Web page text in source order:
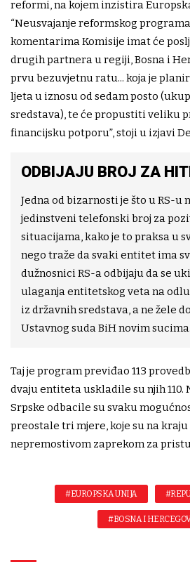
reformi, na kojem inzistira
“Neusvajanje reformskog
komentarima Komisije imat će
drugih partnera u regiji, Bosna i
prvu bezuvjetnu ratu... koja je
ljeta u iznosu od sedam posto
sredstava), te će propustiti veliku
financijsku potporu”, stoji u izjavi
ODBIJAJU BROJ ZA
Jedna od bizarnosti je što u RS-u
jedinstveni telefonski broj za
situacijama, kako je to praksa u
nego traže da svaki entitet ima
dužnosnici RS-a odbijaju da se
ulaganja entitetskog veta na
iz državnih sredstava, a ne žele
Ustavnog suda BiH novim sucima.
Taj je program previđao 113
dvaju entiteta uskladile su njih 110.
Srpske odbacile su svaku
preostale tri mjere, koje su na
nepremostivom zaprekom za
#EUROPSKA UNIJA
#BOSNA I